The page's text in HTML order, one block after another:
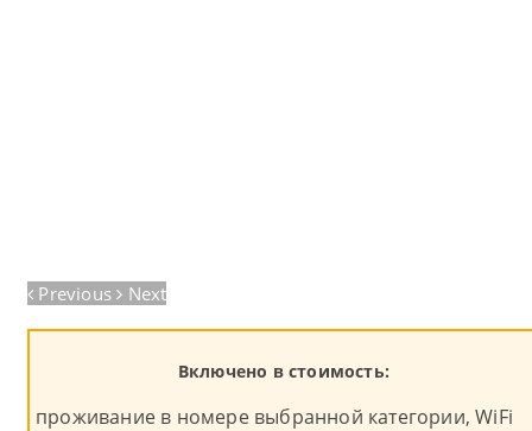
Previous Next
Включено в стоимость:
проживание в номере выбранной категории, WiFi